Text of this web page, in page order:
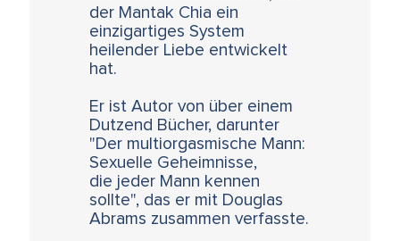
der Mantak Chia ein
einzigartiges System
heilender Liebe entwickelt
hat.
Er ist Autor von über einem
Dutzend Bücher, darunter
"Der multiorgasmische Mann:
Sexuelle Geheimnisse,
die jeder Mann kennen
sollte", das er mit Douglas
Abrams zusammen verfasste.